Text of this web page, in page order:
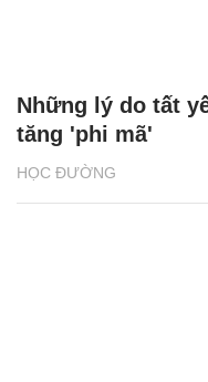
HỌC ĐƯỜNG
Những lý do tất
tăng 'phi mã'